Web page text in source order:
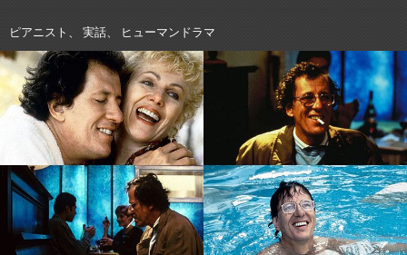
ピアニスト、 実話、 ヒューマンドラマ